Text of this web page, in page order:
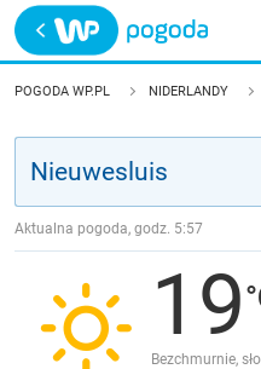
Trwa ładowanie
POLSKA
JAKOŚĆ POWIETRZA
POGODA WP.PL NIDERLANDY
Aktualna pogoda, godz. 5:57
19
Bezchmurnie,